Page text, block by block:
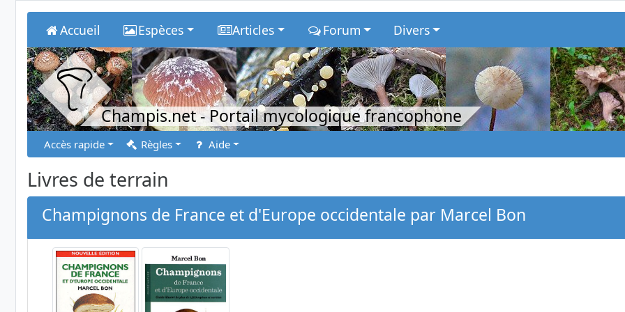
Accueil Espèces Articles Forum Divers
Champis.net- Portail mycologique francophone
Accès rapide Règles Aide
Livres de terrain
Champignons de France et d'Europe occidentale par Marcel Bon